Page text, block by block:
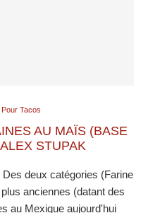
Pour Tacos
AU MAÏS (BASE
STUPAK
deux catégories (Farine
anciennes (datant des
au Mexique aujourd'hui